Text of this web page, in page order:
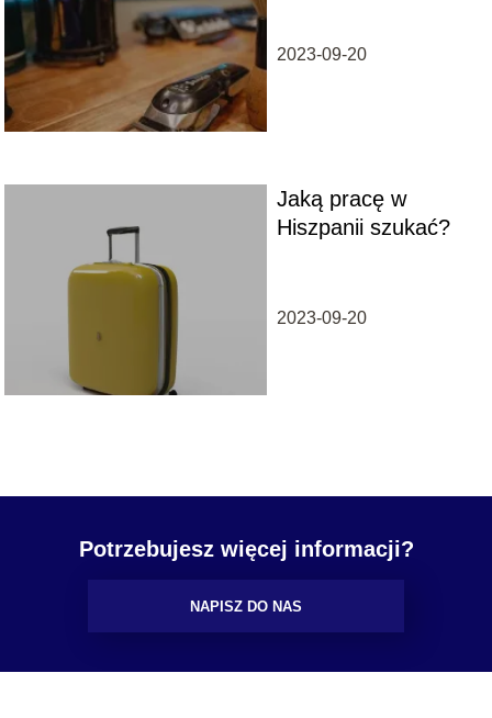
2023-09-20
Jaką pracę w
Hiszpanii szukać?
2023-09-20
Potrzebujesz więcej informacji?
NAPISZ DO NAS